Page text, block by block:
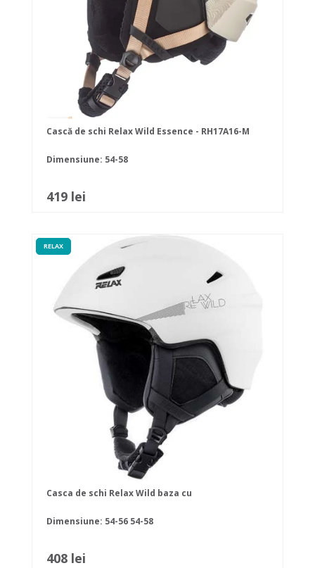
Cască de schi Relax Wild Essence - RH17A16-M
Dimensiune: 54-58
419 lei
RELAX
Casca de schi Relax Wild baza cu
Dimensiune: 54-56 54-58
408 lei